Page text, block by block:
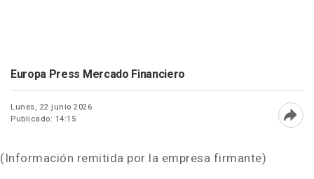
Europa Press Mercado Financiero
Lunes, 22 junio 2026
Publicado: 14:15
(Información remitida por la empresa firmante)